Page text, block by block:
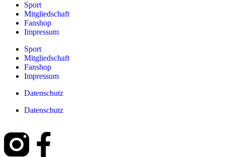
Sport
Mitgliedschaft
Fanshop
Impressum
Sport
Mitgliedschaft
Fanshop
Impressum
Datenschutz
Datenschutz